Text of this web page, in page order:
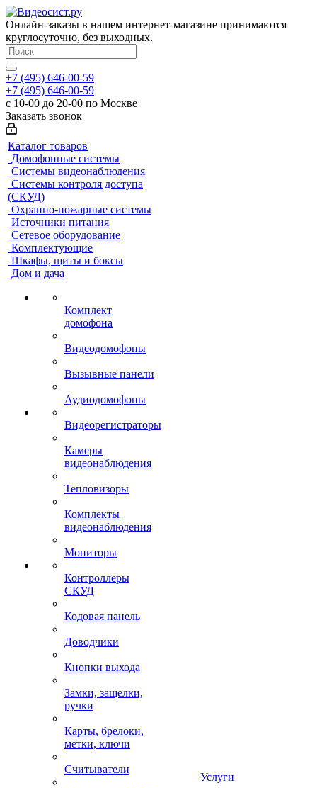
Онлайн-заказы в нашем интернет-магазине принимаются
круглосуточно, без выходных.
+7 (495) 646-00-59
+7 (495) 646-00-59
с 10-00 до 20-00 по Москве
Заказать звонок
Каталог товаров
Домофонные системы
Системы видеонаблюдения
Системы контроля доступа
(СКУД)
Охранно-пожарные системы
Источники питания
Сетевое оборудование
Комплектующие
Шкафы, щиты и боксы
Дом и дача
Комплект
домофона
Видеодомофоны
Вызывные панели
Аудиодомофоны
Видеорегистраторы
Камеры
видеонаблюдения
Тепловизоры
Комплекты
видеонаблюдения
Мониторы
Контроллеры
СКУД
Кодовая панель
Доводчики
Кнопки выхода
Замки, защелки,
ручки
Карты, брелоки,
метки, ключи
Считыватели
Услуги